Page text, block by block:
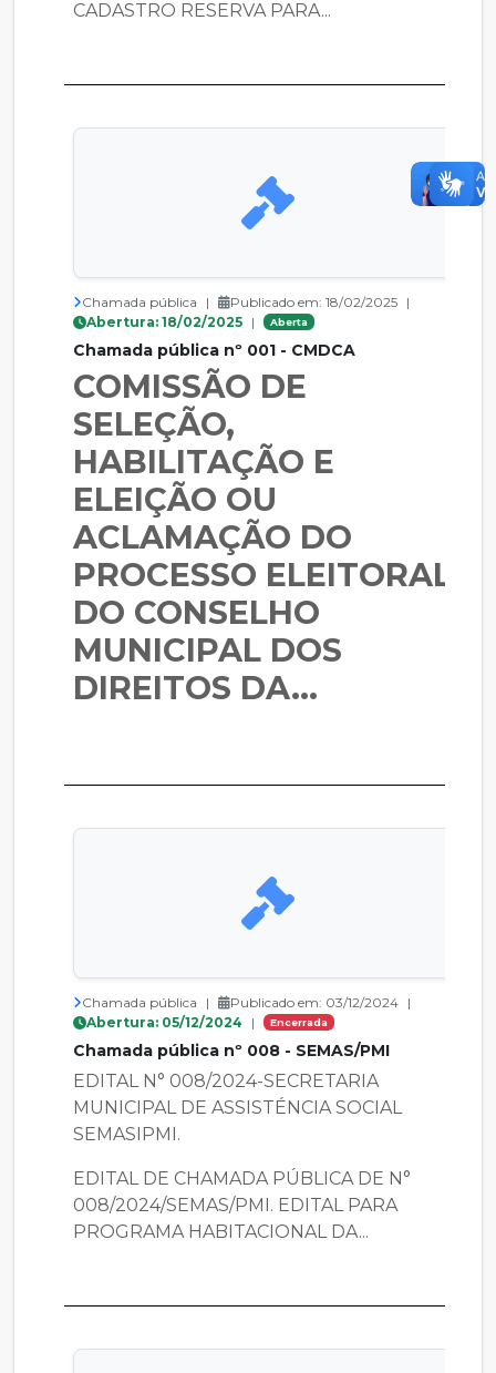
CADASTRO RESERVA PARA...
Chamada pública | Publicado em: 18/02/2025 |
Abertura: 18/02/2025 | Aberta
Chamada pública nº 001 - CMDCA
COMISSÃO DE
SELEÇÃO,
HABILITAÇÃO E
ELEIÇÃO OU
ACLAMAÇÃO DO
PROCESSO ELEITORAL,
DO CONSELHO
MUNICIPAL DOS
DIREITOS DA...
Chamada pública | Publicado em: 03/12/2024 |
Abertura: 05/12/2024
| Encerrada
Chamada pública nº 008 - SEMAS/PMI
EDITAL N° 008/2024-SECRETARIA
MUNICIPAL DE ASSISTÉNCIA SOCIAL
SEMASIPMI.
EDITAL DE CHAMADA PÚBLICA DE N°
008/2024/SEMAS/PMI. EDITAL PARA
PROGRAMA HABITACIONAL DA...